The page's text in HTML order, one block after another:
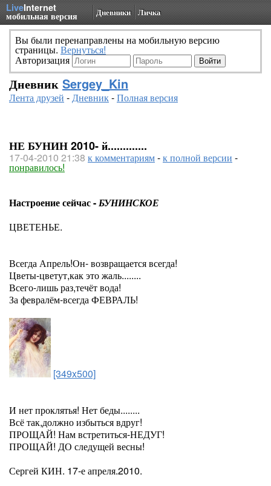
LiveInternet
мобильная версия Дневники Личка
Вы были перенаправлены на мобильную версию
страницы. Вернуться!
Авторизация
Дневник Sergey_Kin
Лента друзей -Дневник-Полная версия
НЕ БУНИН 2010- й.............
17-04-2010 21:38 к комментариям-к полной версии -
понравилось!
Настроение сейчас -БУНИНСКОЕ
ЦВЕТЕНЬЕ.
Всегда Апрель!Он- возвращается всегда!
Цветы-цветут,как это жаль........
Всего-лишь раз,течёт вода!
За февралём-всегда ФЕВРАЛЬ!
[349x500]
И нет проклятья! Нет беды........
Всё так,должно избыться вдруг!
ПРОЩАЙ! Нам встретиться-НЕДУГ!
ПРОЩАЙ! ДО следущей весны!
Сергей КИН. 17-е апреля.2010.